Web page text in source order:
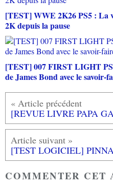
[TEST] WWE 2K26 PS5 : La
2K depuis la pause
[TEST] 007 FIRST LIGHT
de James Bond avec le
COMMENTER CET